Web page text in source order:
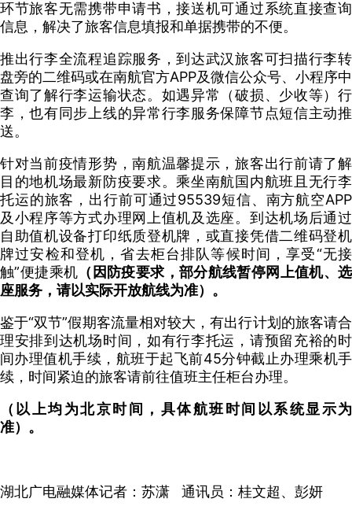
环节旅客无需携带申请书，接送机可通过系统直接查询
信息，解决了旅客信息填报和单据携带的不便。
推出行李全流程追踪服务，到达武汉旅客可扫描行李转
盘旁的二维码或在南航官方APP及微信公众号、小程序中
查询了解行李运输状态。如遇异常（破损、少收等）行
李，也有同步上线的异常行李服务保障节点短信主动推
送。
针对当前疫情形势，南航温馨提示，旅客出行前请了解
目的地机场最新防疫要求。乘坐南航国内航班且无行李
托运的旅客，出行前可通过95539短信、南方航空APP
及小程序等方式办理网上值机及选座。到达机场后通过
自助值机设备打印纸质登机牌，或直接凭借二维码登机
牌过安检和登机，省去柜台排队等候时间，享受“无接
触”便捷乘机 （因防疫要求，部分航线暂停网上值机、选
座服务，请以实际开放航线为准）。
鉴于“双节”假期客流量相对较大，有出行计划的旅客请合
理安排到达机场时间，如有行李托运，请预留充裕的时
间办理值机手续，航班于起飞前45分钟截止办理乘机手
续，时间紧迫的旅客请前往值班主任柜台办理。
（以上均为北京时间，具体航班时间以系统显示为
准）。
湖北广电融媒体记者：苏潇 通讯员：桂文超、彭妍